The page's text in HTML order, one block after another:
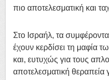
πιο αποτελεσματική και
Στο Ισραήλ, τα
έχουν κερδίσει τη μαφία
και, ευτυχώς για τους
αποτελεσματική θεραπεία